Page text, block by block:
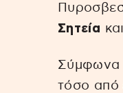
Σητεία
Σύμφωνα
τόσο από